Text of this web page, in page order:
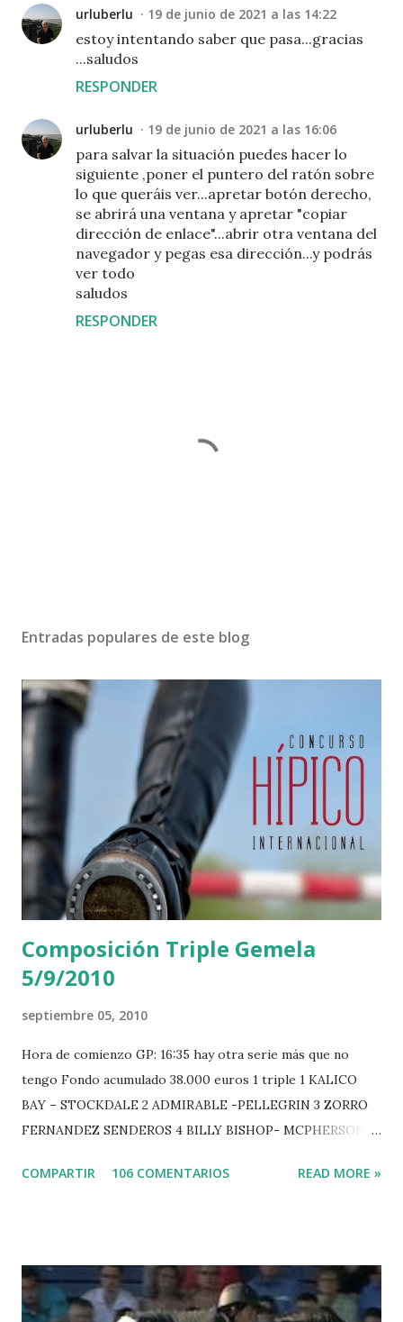
urluberlu 19 de junio de 2021 a las 14:22
estoy intentando saber que pasa...gracias
...saludos
RESPONDER
urluberlu 19 de junio de 2021 a las 16:06
para salvar la situación puedes hacer lo
siguiente ,poner el puntero del ratón sobre
lo que queráis ver...apretar botón derecho,
se abrirá una ventana y apretar "copiar
dirección de enlace"...abrir otra ventana del
navegador y pegas esa dirección...y podrás
ver todo
saludos
RESPONDER
b
c
a
n
o
m
e
n
t
a
i
o
Entradas populares de este blog
Composición Triple Gemela
5/9/2010
septiembre 05, 2010
Hora de comienzo GP: 16:35 hay otra serie más que no
tengo Fondo acumulado 38.000 euros 1 triple 1 KALICO
BAY – STOCKDALE 2 ADMIRABLE -PELLEGRIN 3 ZORRO
FERNANDEZ SENDEROS 4 BILLY BISHOP- MCPHERSON 5
-EPAILLARD 7 GIG AMAI M WHITAKER 8 SILVANA DU
POWER - MILLAR 5 ARMANIE -VOORN 6 QUERLYBET
HERO -LEJAUNE 7 MO CHROI - O’BRIEN 8 CARMENA Z -
COMPARTIR 106 COMENTARIOS READ MORE »